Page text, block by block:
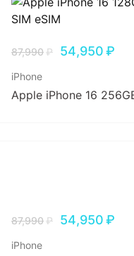
87,990₽ 54,950₽
iPhone
Apple iPhone 16
87,990₽ 54,950₽
iPhone